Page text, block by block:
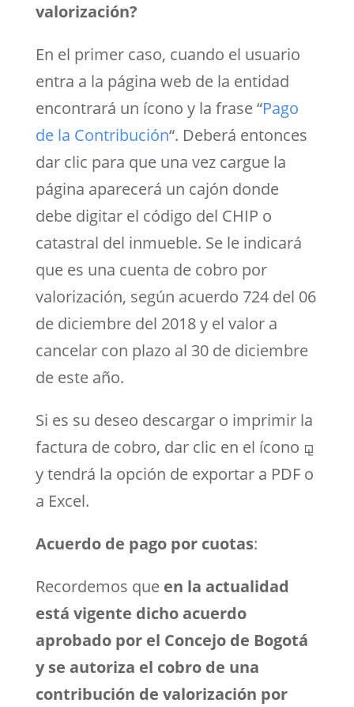
valorización?
En el primer caso, cuando el usuario
entra a la página web de la entidad
encontrará un ícono y la frase “Pago
de la Contribución“. Deberá entonces
dar clic para que una vez cargue la
página aparecerá un cajón donde
debe digitar el código del CHIP o
catastral del inmueble. Se le indicará
que es una cuenta de cobro por
valorización, según acuerdo 724 del 06
de diciembre del 2018 y el valor a
cancelar con plazo al 30 de diciembre
de este año.
Si es su deseo descargar o imprimir la
factura de cobro, dar clic en el ícono ⚼
y tendrá la opción de exportar a PDF o
a Excel.
Acuerdo de pago por cuotas:
Recordemos que en la actualidad
está vigente dicho acuerdo
aprobado por el Concejo de Bogotá
y se autoriza el cobro de una
contribución de valorización por